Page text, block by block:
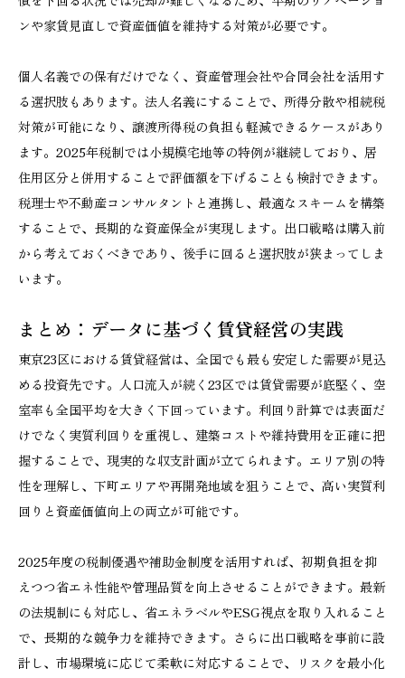
ンや家賃見直しで資産価値を維持する対策が必要です。
個人名義での保有だけでなく、資産管理会社や合同会社を活用す
る選択肢もあります。法人名義にすることで、所得分散や相続税
対策が可能になり、譲渡所得税の負担も軽減できるケースがあり
ます。2025年税制では小規模宅地等の特例が継続しており、居
住用区分と併用することで評価額を下げることも検討できます。
税理士や不動産コンサルタントと連携し、最適なスキームを構築
することで、長期的な資産保全が実現します。出口戦略は購入前
から考えておくべきであり、後手に回ると選択肢が狭まってしま
います。
まとめ：データに基づく賃貸経営の実践
東京23区における賃貸経営は、全国でも最も安定した需要が見込
める投資先です。人口流入が続く23区では賃貸需要が底堅く、空
室率も全国平均を大きく下回っています。利回り計算では表面だ
けでなく実質利回りを重視し、建築コストや維持費用を正確に把
握することで、現実的な収支計画が立てられます。エリア別の特
性を理解し、下町エリアや再開発地域を狙うことで、高い実質利
回りと資産価値向上の両立が可能です。
2025年度の税制優遇や補助金制度を活用すれば、初期負担を抑
えつつ省エネ性能や管理品質を向上させることができます。最新
の法規制にも対応し、省エネラベルやESG視点を取り入れること
で、長期的な競争力を維持できます。さらに出口戦略を事前に設
計し、市場環境に応じて柔軟に対応することで、リスクを最小化